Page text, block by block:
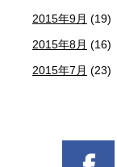
2015年9月 (19)
2015年8月 (16)
2015年7月 (23)